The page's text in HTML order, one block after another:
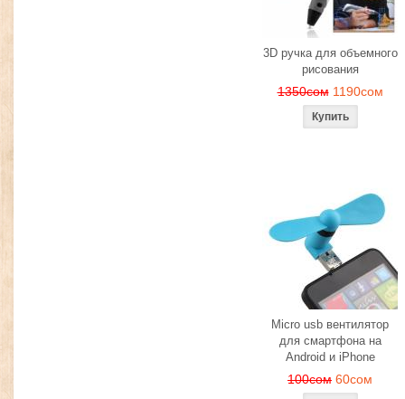
3D ручка для объемного
рисования
1350сом 1190сом
Micro usb вентилятор
для смартфона на
Android и iPhone
100сом 60сом